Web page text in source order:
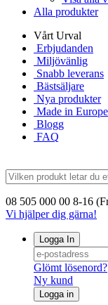
Alla produkter
Vårt Urval
Erbjudanden
Miljövänlig
Snabb leverans
Bästsäljare
Nya produkter
Made in Europe
Blogg
FAQ
08 505 000 00 8-16
Vi hjälper dig gärna!
Logga In
Glömt lösenord?
Ny kund
Logga in